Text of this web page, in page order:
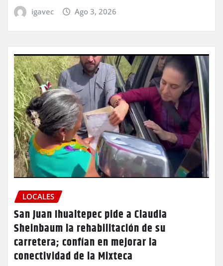
igavec Ago 3, 2026
LOCALES
San Juan Ihualtepec pide a Claudia
Sheinbaum la rehabilitación de su
carretera; confían en mejorar la
conectividad de la Mixteca